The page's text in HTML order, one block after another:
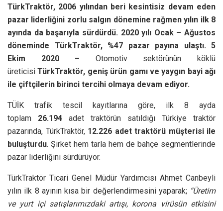
TürkTraktör, 2006 yılından beri kesintisiz devam eden
pazar liderliğini zorlu salgın dönemine rağmen yılın ilk 8
ayında da başarıyla sürdürdü. 2020 yılı Ocak – Ağustos
döneminde TürkTraktör, %47 pazar payına ulaştı. 5
Ekim 2020 – Otomotiv sektörünün köklü
üreticisiTürkTraktör, geniş ürün gamı ve yaygın bayi ağı
ile çiftçilerin birinci tercihi olmaya devam ediyor.
TÜİK trafik tescil kayıtlarına göre, ilk 8 ayda
toplam 26.194 adet traktörün satıldığı Türkiye traktör
pazarında, TürkTraktör, 12.226 adet traktörü müşterisi ile
buluşturdu. Şirket hem tarla hem de bahçe segmentlerinde
pazar liderliğini sürdürüyor.
TürkTraktör Ticari Genel Müdür Yardımcısı Ahmet Canbeyli
yılın ilk 8 ayının kısa bir değerlendirmesini yaparak; “Üretim
ve yurt içi satışlarımızdaki artışı, korona virüsün etkisini